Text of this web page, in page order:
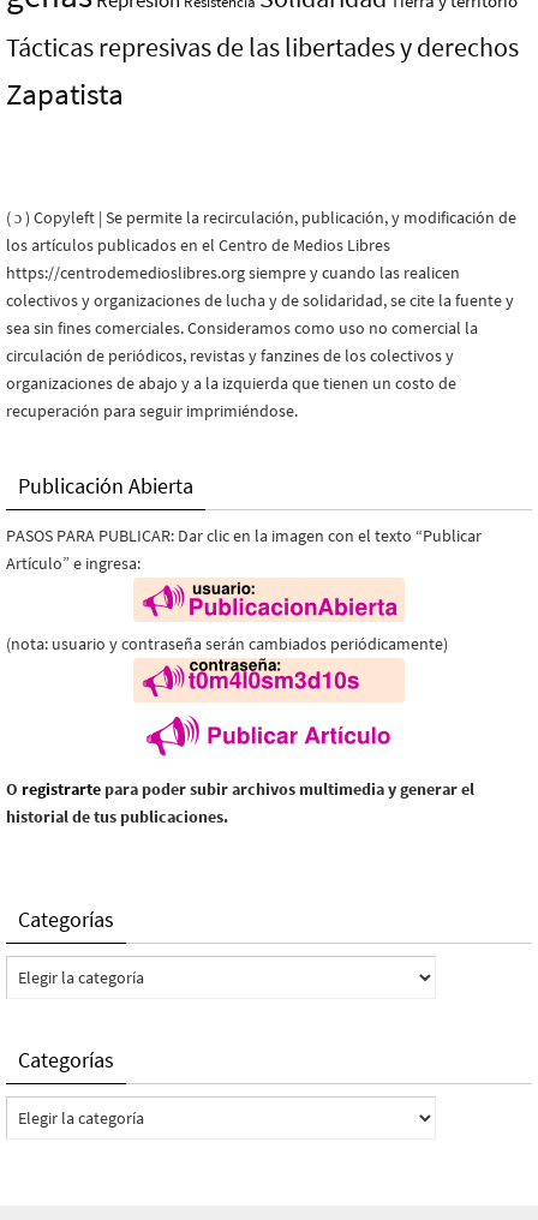
Tácticas represivas de las libertades y derechos
Zapatista
( ɔ ) Copyleft | Se permite la recirculación, publicación, y modificación de
los artículos publicados en el Centro de Medios Libres
https://centrodemedioslibres.org siempre y cuando las realicen
colectivos y organizaciones de lucha y de solidaridad, se cite la fuente y
sea sin fines comerciales. Consideramos como uso no comercial la
circulación de periódicos, revistas y fanzines de los colectivos y
organizaciones de abajo y a la izquierda que tienen un costo de
recuperación para seguir imprimiéndose.
Publicación Abierta
PASOS PARA PUBLICAR: Dar clic en la imagen con el texto “Publicar
Artículo” e ingresa:
(nota: usuario y contraseña serán cambiados periódicamente)
O registrarte para poder subir archivos multimedia y generar el
historial de tus publicaciones.
Categorías
Categorías
Categorías
Categorías